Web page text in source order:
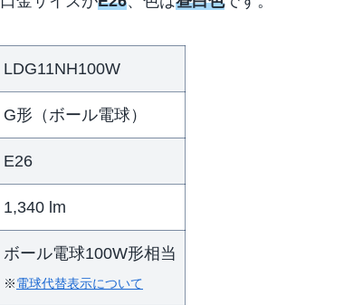
LDG11NH100W
G形（ボール電球）
E26
1,340 lm
ボール電球100W形相当
※電球代替表示について